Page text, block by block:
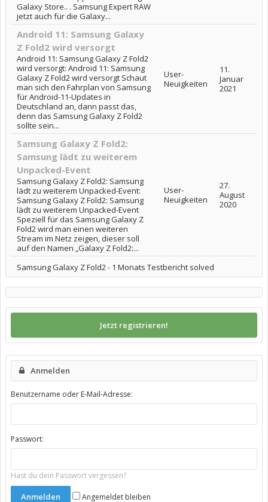
Galaxy Store.. . Samsung Expert RAW
jetzt auch für die Galaxy...
Android 11: Samsung Galaxy
Z Fold2 wird versorgt
Android 11: Samsung Galaxy Z Fold2
wird versorgt: Android 11: Samsung
Galaxy Z Fold2 wird versorgt Schaut
man sich den Fahrplan von Samsung
für Android-11-Updates in
Deutschland an, dann passt das,
denn das Samsung Galaxy Z Fold2
sollte sein...
User-
Neuigkeiten
11.
Januar
2021
Samsung Galaxy Z Fold2:
Samsung lädt zu weiterem
Unpacked-Event
Samsung Galaxy Z Fold2: Samsung
lädt zu weiterem Unpacked-Event:
Samsung Galaxy Z Fold2: Samsung
lädt zu weiterem Unpacked-Event
Speziell für das Samsung Galaxy Z
Fold2 wird man einen weiteren
Stream im Netz zeigen, dieser soll
auf den Namen „Galaxy Z Fold2:...
User-
Neuigkeiten
27.
August
2020
Samsung Galaxy Z Fold2 - 1 Monats Testbericht solved
Jetzt registrieren!
Anmelden
Benutzername oder E-Mail-Adresse:
Passwort:
Hast du dein Passwort vergessen?
Angemeldet bleiben